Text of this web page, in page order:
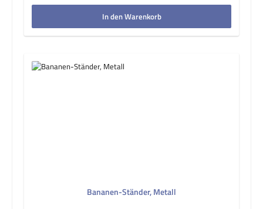
In den Warenkorb
Bananen-Ständer, Metall